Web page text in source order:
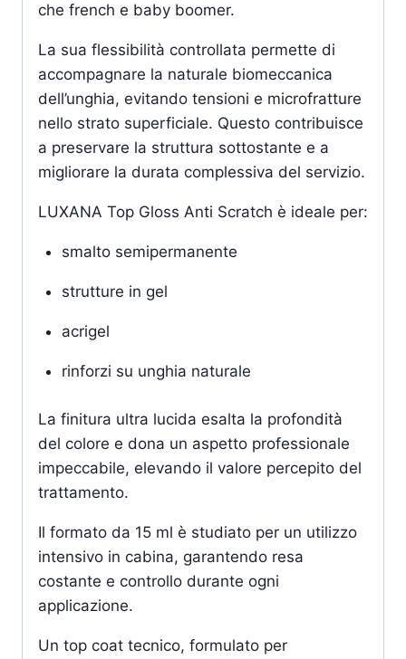
che french e baby boomer.
La sua flessibilità controllata permette di
accompagnare la naturale biomeccanica
dell’unghia, evitando tensioni e microfratture
nello strato superficiale. Questo contribuisce
a preservare la struttura sottostante e a
migliorare la durata complessiva del servizio.
LUXANA Top Gloss Anti Scratch è ideale per:
smalto semipermanente
strutture in gel
acrigel
rinforzi su unghia naturale
La finitura ultra lucida esalta la profondità
del colore e dona un aspetto professionale
impeccabile, elevando il valore percepito del
trattamento.
Il formato da 15 ml è studiato per un utilizzo
intensivo in cabina, garantendo resa
costante e controllo durante ogni
applicazione.
Un top coat tecnico, formulato per